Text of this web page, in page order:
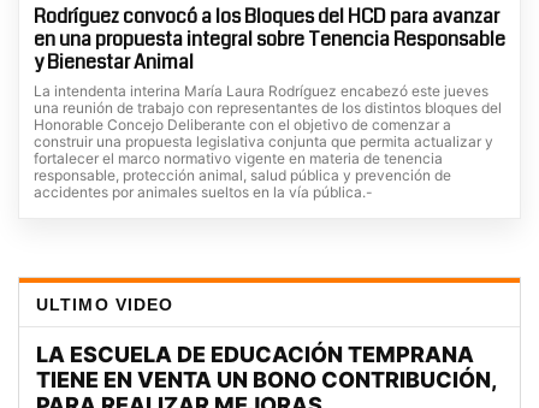
Rodríguez convocó a los Bloques del HCD para avanzar
en una propuesta integral sobre Tenencia Responsable
y Bienestar Animal
La intendenta interina María Laura Rodríguez encabezó este jueves
una reunión de trabajo con representantes de los distintos bloques del
Honorable Concejo Deliberante con el objetivo de comenzar a
construir una propuesta legislativa conjunta que permita actualizar y
fortalecer el marco normativo vigente en materia de tenencia
responsable, protección animal, salud pública y prevención de
accidentes por animales sueltos en la vía pública.-
ULTIMO VIDEO